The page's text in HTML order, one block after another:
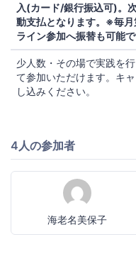
入(カード/銀行振込可)。
動支払となります。※毎
ライン参加へ振替も可能で
少人数・その場で実践を
て参加いただけます。キ
し込みください。
4人の参加者
海老名美保子